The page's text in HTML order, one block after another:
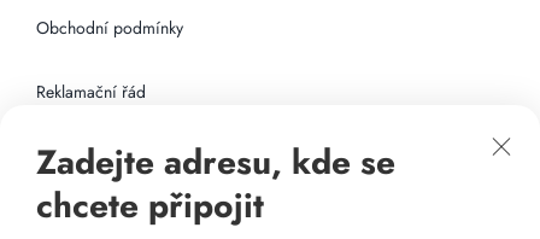
Obchodní podmínky
Reklamační řád
Připojení k internetu
Odkazy
Zadejte adresu, kde se
chcete připojit